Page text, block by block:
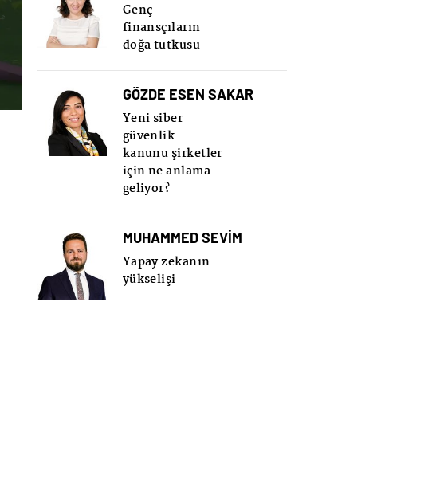
Genç
finansçıların
doğa tutkusu
GÖZDE ESEN SAKAR
Yeni siber
güvenlik
kanunu şirketler
için ne anlama
geliyor?
MUHAMMED SEVİM
Yapay zekanın
yükselişi